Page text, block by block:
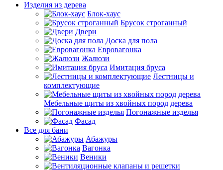
Изделия из дерева
Блок-хаус
Брусок строганный
Двери
Доска для пола
Евровагонка
Жалюзи
Имитация бруса
Лестницы и
комплектующие
Мебельные щиты из хвойных пород дерева
Погонажные изделья
Фасад
Все для бани
Абажуры
Вагонка
Веники